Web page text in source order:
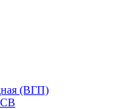
(ВГП)